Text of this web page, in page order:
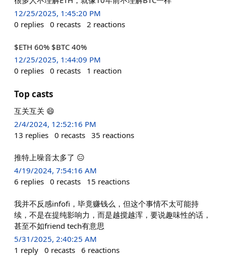
12/25/2025, 1:45:20 PM
0 replies 0 recasts 2 reactions
$ETH 60% $BTC 40%
12/25/2025, 1:44:09 PM
0 replies 0 recasts 1 reaction
Top casts
互关互关 😄
2/4/2024, 12:52:16 PM
13 replies 0 recasts 35 reactions
推特上噪音太多了 😑
4/19/2024, 7:54:16 AM
6 replies 0 recasts 15 reactions
我并不反感infofi，毕竟赚钱么，但这个事情不太可能持
续，不是在提纯影响力，而是越搅越浑，要说趣味性的话，
甚至不如friend tech有意思
5/31/2025, 2:40:25 AM
1 reply 0 recasts 6 reactions